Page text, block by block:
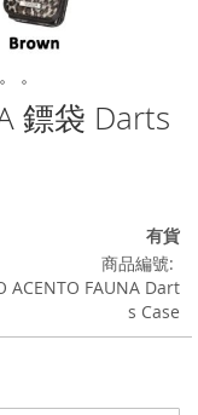
鏢袋 Darts
有貨
商品編號
ACENTO FAUNA Dart
s Case